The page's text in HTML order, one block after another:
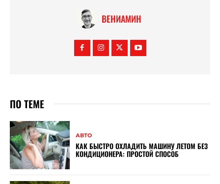
ВЕНИАМИН
ПО ТЕМЕ
АВТО
КАК БЫСТРО ОХЛАДИТЬ МАШИНУ ЛЕТОМ БЕЗ
КОНДИЦИОНЕРА: ПРОСТОЙ СПОСОБ